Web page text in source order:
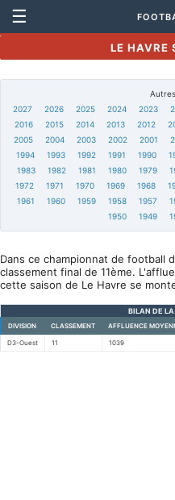
☰
LE HAVRE
2027
2026 2025 2024 2023
2016
2015 2014 2013 2012
2005
2004 2003 2002 2001
1994
1993 1992 1991 1990
1983
1982 1981 1980 1979
1972
1971 1970 1969 1968
1961
1960 1959 1958 1957
1950
1949
Dans ce championnat de football
classement final de 11ème.
cette saison de Le Havre se
BILAN DE
DIVISION CLASSEMENT AFFLUENCE
D3-Ouest 11 1039